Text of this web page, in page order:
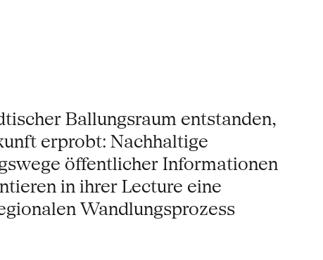
Ballungsraum entstanden,
erprobt: Nachhaltige
öffentlicher Informationen
in ihrer Lecture eine
Wandlungsprozess